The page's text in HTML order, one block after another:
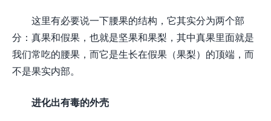
这里有必要说一下腰果的结构，它其实分为两个部
分：真果和假果，也就是坚果和果梨，其中真果里面就是
我们常吃的腰果，而它是生长在假果（果梨）的顶端，而
不是果实内部。
进化出有毒的外壳